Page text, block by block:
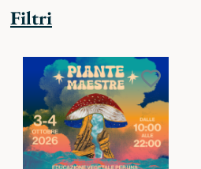
Filtri
Aggiungi
ai
preferiti